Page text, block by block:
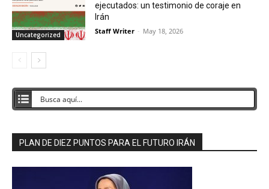
Uncategorized
ejecutados: un testimonio de coraje en
Irán
Staff Writer - May 18, 2026
PLAN DE DIEZ PUNTOS PARA EL FUTURO IRÁN